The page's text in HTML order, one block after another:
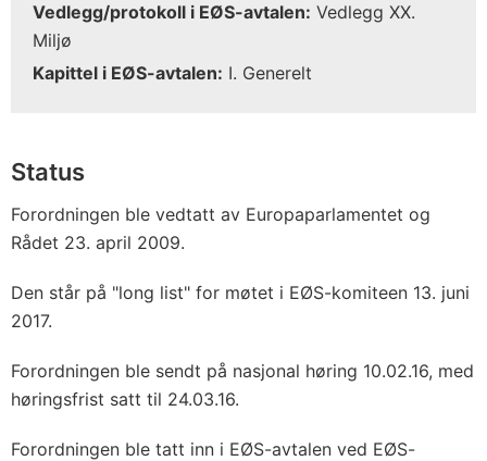
Vedlegg/protokoll i EØS-avtalen: Vedlegg XX.
Miljø
Kapittel i EØS-avtalen: I. Generelt
Status
Forordningen ble vedtatt av Europaparlamentet og
Rådet 23. april 2009.
Den står på "long list" for møtet i EØS-komiteen 13. juni
2017.
Forordningen ble sendt på nasjonal høring 10.02.16, med
høringsfrist satt til 24.03.16.
Forordningen ble tatt inn i EØS-avtalen ved EØS-